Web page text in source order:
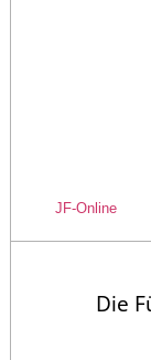
JF-Online
Die